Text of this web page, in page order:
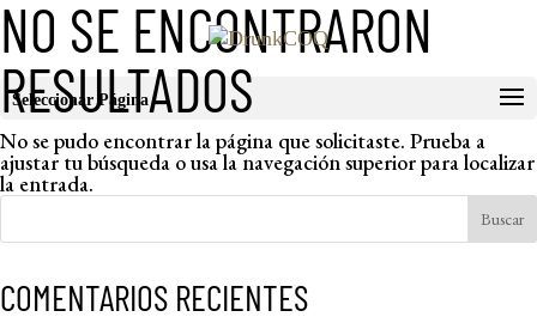
Seleccionar Página
NO SE ENCONTRARON
RESULTADOS
No se pudo encontrar la página que solicitaste. Prueba a
ajustar tu búsqueda o usa la navegación superior para localizar
la entrada.
COMENTARIOS RECIENTES